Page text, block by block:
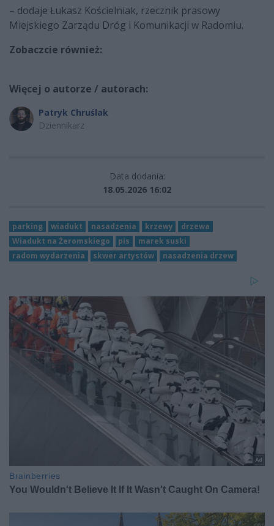
– dodaje Łukasz Kościelniak, rzecznik prasowy
Miejskiego Zarządu Dróg i Komunikacji w Radomiu.
Zobaczcie również:
Więcej o autorze / autorach:
Patryk Chruślak
Dziennikarz
Data dodania:
18.05.2026 16:02
parking wiadukt nasadzenia krzewy
drzewa
Wiadukt na Żeromskiego
pis
marek suski
radom wydarzenia
skwer artystów nasadzenia drzew